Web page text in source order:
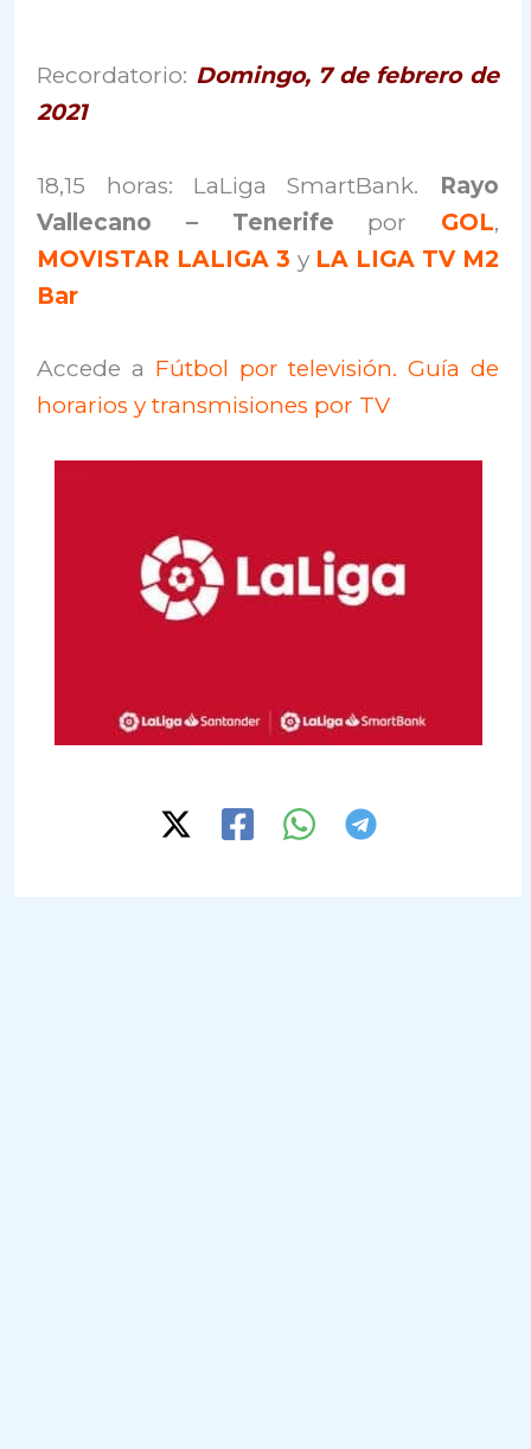
Recordatorio: Domingo, 7 de febrero de
2021
18,15 horas: LaLiga SmartBank. Rayo
Vallecano – Tenerife
por GOL,
MOVISTAR LALIGA 3 y LA LIGA TV M2
Bar
Accede a Fútbol por televisión. Guía de
horarios y transmisiones por TV